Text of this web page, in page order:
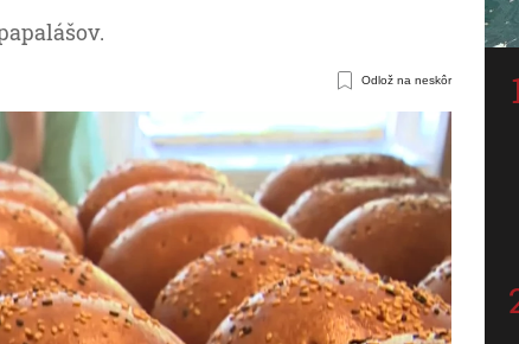
Odlož na neskôr